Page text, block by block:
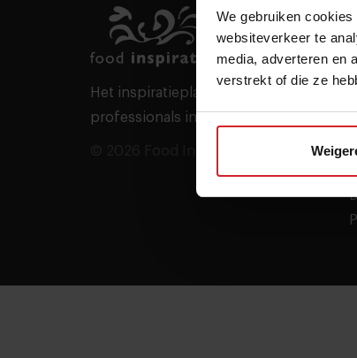
We gebruiken
websiteverkeer te
media, adverteren en
verstrekt of die ze
Het inspiratieplatform voor
professionals in food & hospitality